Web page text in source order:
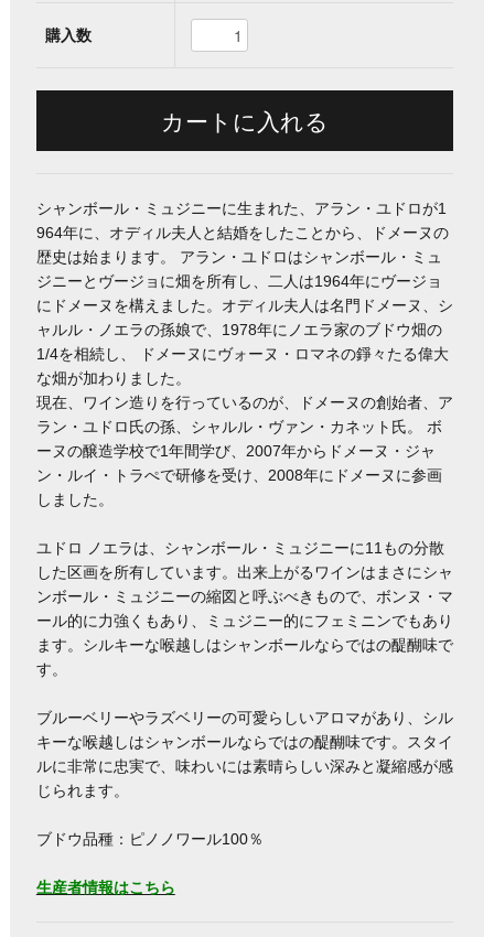
購入数
シャンボール・ミュジニーに生まれた、アラン・ユドロが1
964年に、オディル夫人と結婚をしたことから、ドメーヌの
歴史は始まります。 アラン・ユドロはシャンボール・ミュ
ジニーとヴージョに畑を所有し、二人は1964年にヴージョ
にドメーヌを構えました。オディル夫人は名門ドメーヌ、シ
ャルル・ノエラの孫娘で、1978年にノエラ家のブドウ畑の
1/4を相続し、 ドメーヌにヴォーヌ・ロマネの錚々たる偉大
な畑が加わりました。
現在、ワイン造りを行っているのが、ドメーヌの創始者、ア
ラン・ユドロ氏の孫、シャルル・ヴァン・カネット氏。 ボ
ーヌの醸造学校で1年間学び、2007年からドメーヌ・ジャ
ン・ルイ・トラぺで研修を受け、2008年にドメーヌに参画
しました。
ユドロ ノエラは、シャンボール・ミュジニーに11もの分散
した区画を所有しています。出来上がるワインはまさにシャ
ンボール・ミュジニーの縮図と呼ぶべきもので、ボンヌ・マ
ール的に力強くもあり、ミュジニー的にフェミニンでもあり
ます。シルキーな喉越しはシャンボールならではの醍醐味で
す。
ブルーベリーやラズベリーの可愛らしいアロマがあり、シル
キーな喉越しはシャンボールならではの醍醐味です。スタイ
ルに非常に忠実で、味わいには素晴らしい深みと凝縮感が感
じられます。
ブドウ品種：ピノノワール100％
生産者情報はこちら